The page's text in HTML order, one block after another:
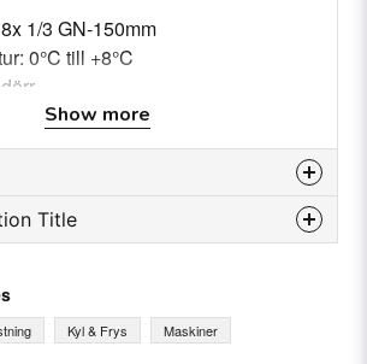
1/3 GN-150mm
0°C till +8°C
mm
SS304
Show more
Title
about this product...
Kyl & Frys
Maskiner